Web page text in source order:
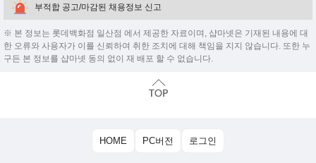
부적합 공고/마감된 채용정보 신고
※ 본 정보는 롯데백화점 일산점 에서 제공한 자료이며, 샵마넷은 기재된 내용에 대
한 오류와 사용자가 이를 신뢰하여 취한 조치에 대해 책임을 지지 않습니다. 또한 누
구든 본 정보를 샵마넷 동의 없이 재 배포 할 수 없습니다.
HOME PC버전 로그인